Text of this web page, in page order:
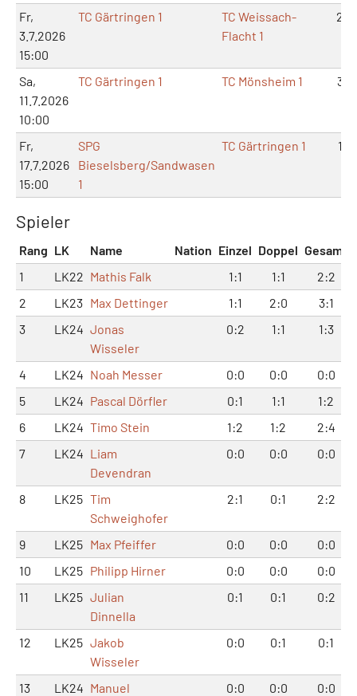
Fr,
3.7.2026
15:00
TC Gärtringen 1
TC Weissach-
Flacht 1
2:4
Sa,
11.7.2026
10:00
TC Gärtringen 1 TC Mönsheim 1 3:3
Fr,
17.7.2026
15:00
SPG
Bieselsberg/Sandwasen
1
TC Gärtringen 1 1:5
Spieler
Rang LK Name Nation Einzel Doppel Gesamt
1
LK22 Mathis Falk 1:1 1:1
2:2
2
LK23 Max Dettinger 1:1 2:0
3:1
3
LK24 Jonas
Wisseler
0:2 1:1 1:3
4 LK24 Noah Messer 0:0 0:0
0:0
5
LK24 Pascal Dörfler 0:1 1:1
1:2
6
LK24 Timo Stein 1:2 1:2
2:4
7
LK24 Liam
Devendran
0:0 0:0 0:0
8 LK25 Tim
Schweighofer
2:1 0:1 2:2
9 LK25 Max Pfeiffer 0:0 0:0
0:0
10
LK25 Philipp Hirner 0:0 0:0
0:0
11
LK25 Julian
Dinnella
0:1 0:1 0:2
12 LK25 Jakob
Wisseler
0:0 0:1 0:1
13 LK24 Manuel
0:0 0:0 0:0